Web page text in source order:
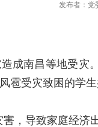
发布者：党
成南昌等地受灾
雹受灾致困的学
，导致家庭经济